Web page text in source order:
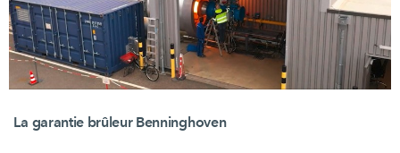
La garantie brûleur Benninghoven